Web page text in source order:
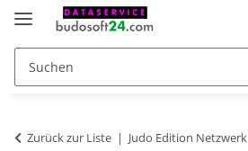
Zurück zur Liste Judo Edition Netzwerk